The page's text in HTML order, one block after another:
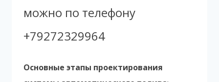
можно по телефону
+79272329964
Основные этапы проектирования